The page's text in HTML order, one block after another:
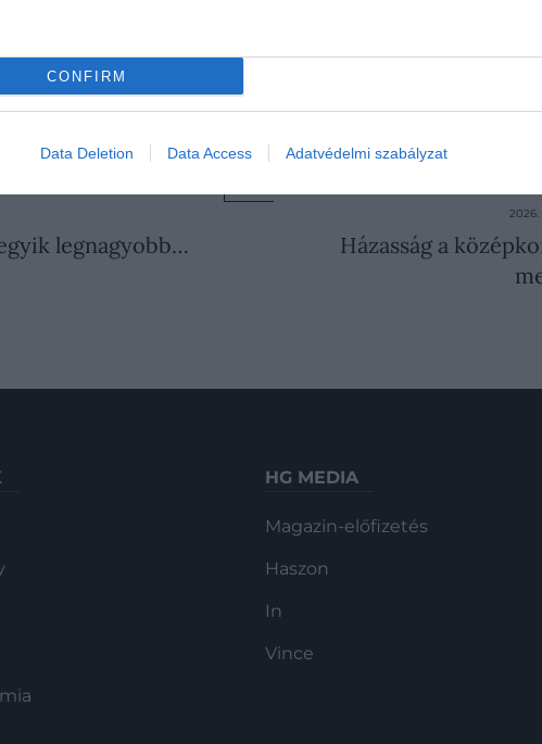
CONFIRM
Data Deletion Data Access Adatvédelmi szabályzat
attól a bronxi negyedtől, ahol ő nevelkedett. A
legnagyobb…
2026.
Házasság a
HG MEDIA
Magazin-előfizetés
Haszon
In
Vince